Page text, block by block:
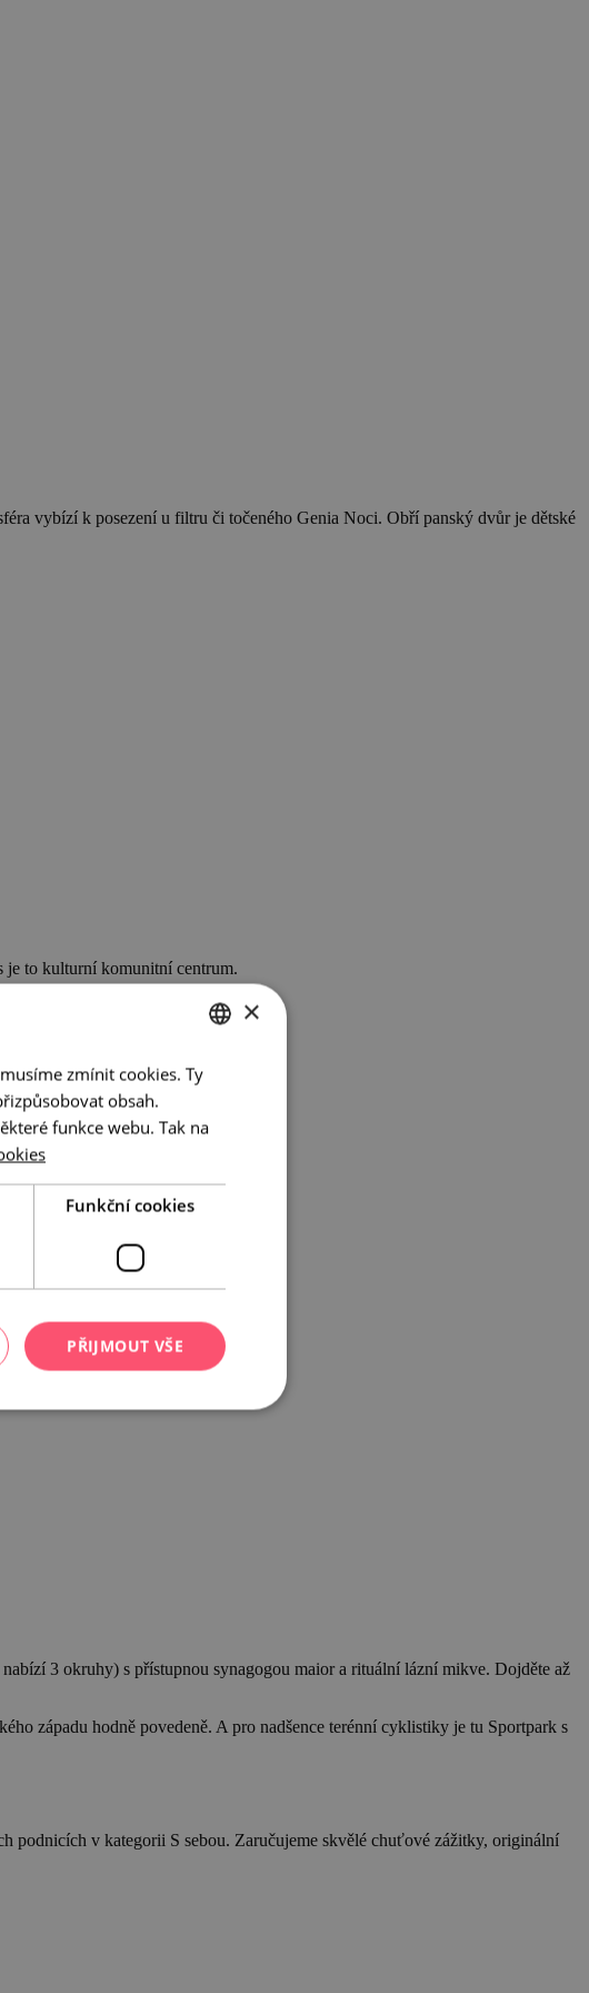
vybízí k posezení u filtru či točeného Genia Noci. Obří panský dvůr je dětské
je to kulturní komunitní centrum.
3 okruhy) s přístupnou synagogou maior a rituální lázní mikve. Dojděte až
západu hodně povedeně. A pro nadšence terénní cyklistiky je tu Sportpark s
podnicích v kategorii S sebou. Zaručujeme skvělé chuťové zážitky, originální
CZECH
×
zmínit cookies. Ty
obsah.
funkce webu. Tak na
Funkční cookies
PŘIJMOUT VŠE